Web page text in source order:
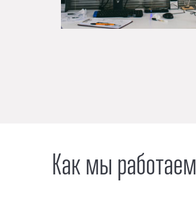
Как мы работаем